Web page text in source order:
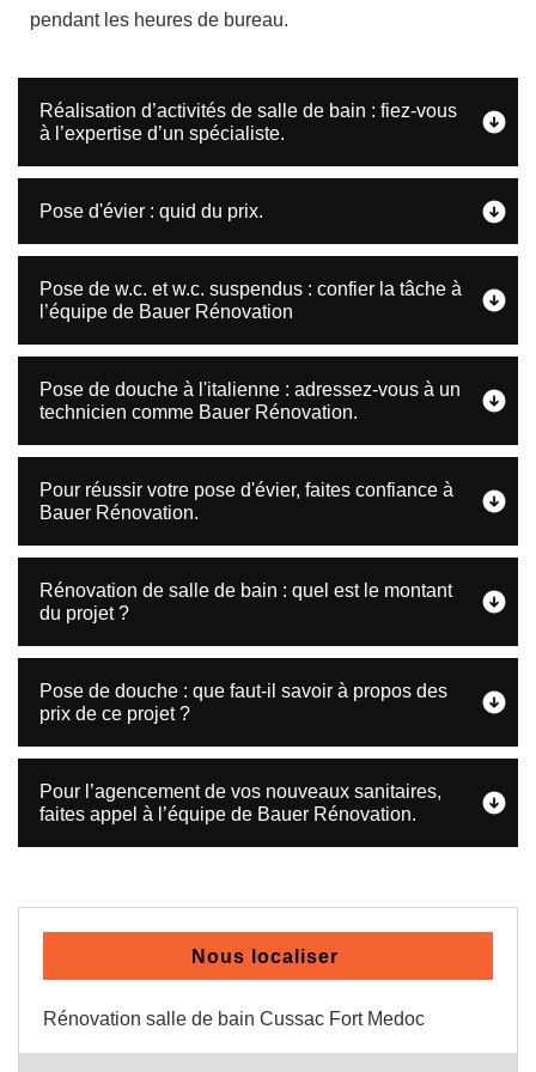
pendant les heures de bureau.
Réalisation d’activités de salle de bain : fiez-vous
à l’expertise d’un spécialiste.
Pose d'évier : quid du prix.
Pose de w.c. et w.c. suspendus : confier la tâche à
l’équipe de Bauer Rénovation
Pose de douche à l'italienne : adressez-vous à un
technicien comme Bauer Rénovation.
Pour réussir votre pose d'évier, faites confiance à
Bauer Rénovation.
Rénovation de salle de bain : quel est le montant
du projet ?
Pose de douche : que faut-il savoir à propos des
prix de ce projet ?
Pour l’agencement de vos nouveaux sanitaires,
faites appel à l’équipe de Bauer Rénovation.
Nous localiser
Rénovation salle de bain Cussac Fort Medoc